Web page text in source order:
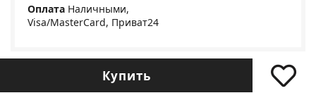
Оплата Наличными,
Visa/MasterCard, Приват24
Купить